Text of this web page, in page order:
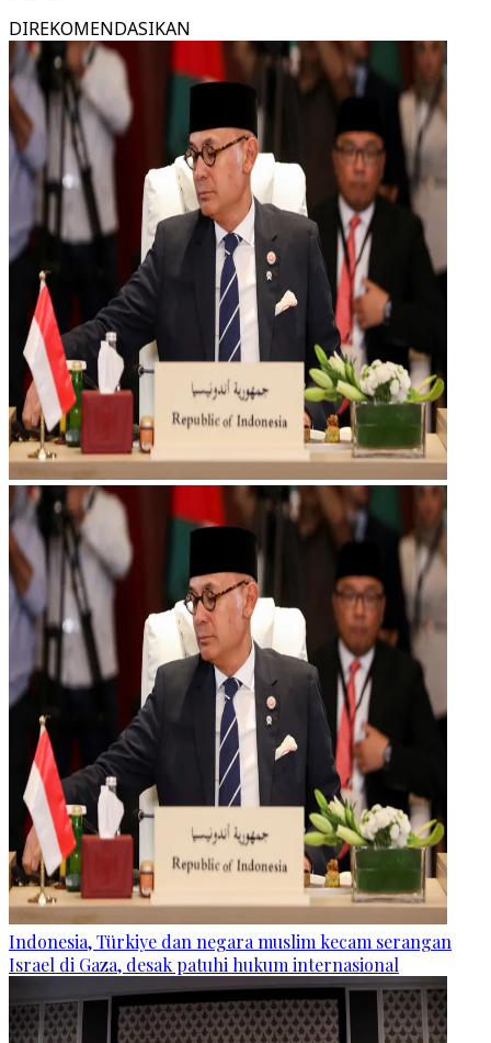
DIREKOMENDASIKAN
Indonesia, Türkiye dan negara muslim kecam serangan
Israel di Gaza, desak patuhi hukum internasional